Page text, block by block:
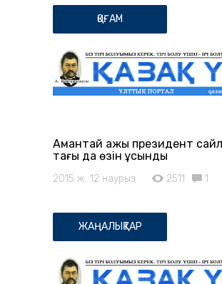
ҚОҒАМ
Амантай қажы президент
тағы да өзін ұсынды
2015 ж. 12 наурыз 2511 1
ЖАҢАЛЫҚТАР